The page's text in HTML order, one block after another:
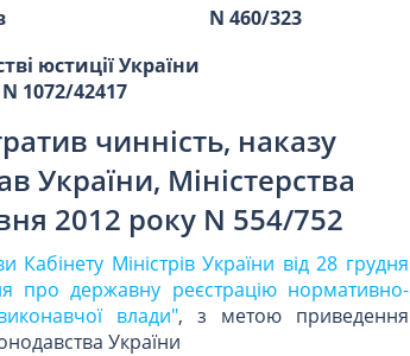
N 460/323
юстиції України
1072/42417
чинність, наказу
України, Міністерства
2012 року N 554/752
Кабінету Міністрів України від 28 грудня
державну реєстрацію нормативно-
влади", з метою приведення
України